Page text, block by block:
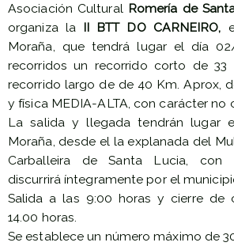
Asociación Cultural Romería de
organiza la II BTT DO CARNEIRO,
Moraña, que tendrá lugar el día
recorridos un recorrido corto de
recorrido largo de de 40 Km. Aprox,
y física MEDIA-ALTA, con carácter no
La salida y llegada tendrán lugar
Moraña, desde el la explanada del
Carballeira de Santa Lucia, con
discurrirá íntegramente por el
Salida a las 9:00 horas y cierre de
14.00 horas.
Se establece un número máximo de